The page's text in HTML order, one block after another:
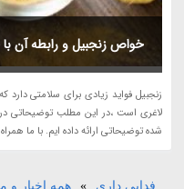
خواص زنجبیل و رابطه آن
زنجبیل فواید زیادی برای سلامتی
لاغری است ،در این مطلب توضیحاتی
شده توضیحاتی ارائه داده ایم. با ما
فدایی داری » همه اخبار و